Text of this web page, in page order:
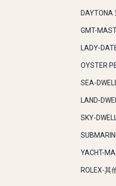
DAYTONA
GMT-
LADY-
OYSTER
SEA-
LAND-
SKY-
YACHT-
ROLEX-其